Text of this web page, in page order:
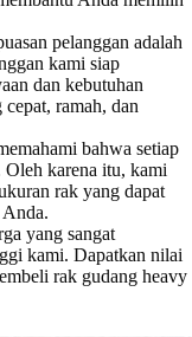
pelanggan adalah
kami siap
dan kebutuhan
ramah, dan
bahwa setiap
karena itu, kami
rak yang dapat
yang sangat
kami. Dapatkan nilai
rak gudang heavy